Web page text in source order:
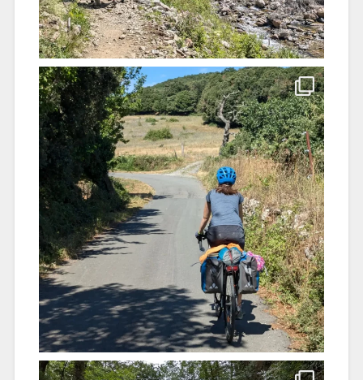
FIÈREMENT PROPULSÉ PAR WORDPRESS |THÈME :
BASKERVILLE 2 PARANDERS NOREN.
RETOUR EN HAUT ↑